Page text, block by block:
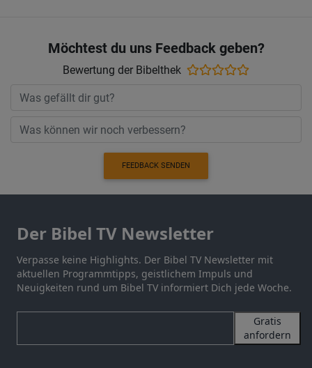
Möchtest du uns Feedback geben?
Bewertung der Bibelthek
FEEDBACK SENDEN
Der Bibel TV Newsletter
Verpasse keine Highlights. Der Bibel TV Newsletter mit
aktuellen Programmtipps, geistlichem Impuls und
Neuigkeiten rund um Bibel TV informiert Dich jede Woche.
Gratis
anfordern